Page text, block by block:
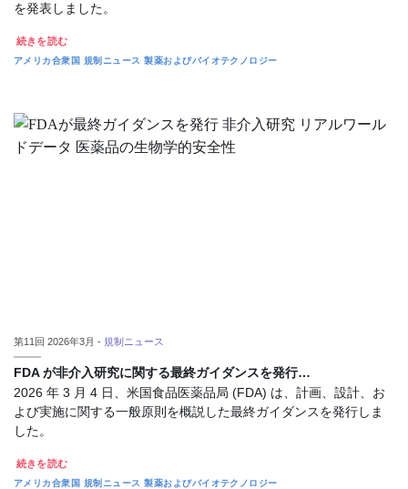
を発表しました。
続きを読む
アメリカ合衆国 規制ニュース 製薬およびバイオテクノロジー
第11回 2026年3月 - 規制ニュース
FDA が非介入研究に関する最終ガイダンスを発行…
2026 年 3 月 4 日、米国食品医薬品局 (FDA) は、計画、設計、お
よび実施に関する一般原則を概説した最終ガイダンスを発行しま
した。
続きを読む
アメリカ合衆国 規制ニュース 製薬およびバイオテクノロジー